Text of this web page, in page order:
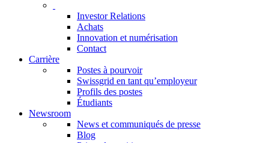
Investor Relations
Achats
Innovation et numérisation
Contact
Carrière
Postes à pourvoir
Swissgrid en tant qu’employeur
Profils des postes
Étudiants
Newsroom
News et communiqués de presse
Blog